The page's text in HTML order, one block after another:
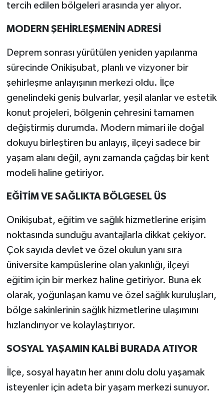
tercih edilen bölgeleri arasında yer alıyor.
MODERN ŞEHİRLEŞMENİN ADRESİ
Deprem sonrası yürütülen yeniden yapılanma
sürecinde Onikişubat, planlı ve vizyoner bir
şehirleşme anlayışının merkezi oldu. İlçe
genelindeki geniş bulvarlar, yeşil alanlar ve estetik
konut projeleri, bölgenin çehresini tamamen
değiştirmiş durumda. Modern mimari ile doğal
dokuyu birleştiren bu anlayış, ilçeyi sadece bir
yaşam alanı değil, aynı zamanda çağdaş bir kent
modeli haline getiriyor.
EĞİTİM VE SAĞLIKTA BÖLGESEL ÜS
Onikişubat, eğitim ve sağlık hizmetlerine erişim
noktasında sunduğu avantajlarla dikkat çekiyor.
Çok sayıda devlet ve özel okulun yanı sıra
üniversite kampüslerine olan yakınlığı, ilçeyi
eğitim için bir merkez haline getiriyor. Buna ek
olarak, yoğunlaşan kamu ve özel sağlık kuruluşları,
bölge sakinlerinin sağlık hizmetlerine ulaşımını
hızlandırıyor ve kolaylaştırıyor.
SOSYAL YAŞAMIN KALBİ BURADA ATIYOR
İlçe, sosyal hayatın her anını dolu dolu yaşamak
isteyenler için adeta bir yaşam merkezi sunuyor.